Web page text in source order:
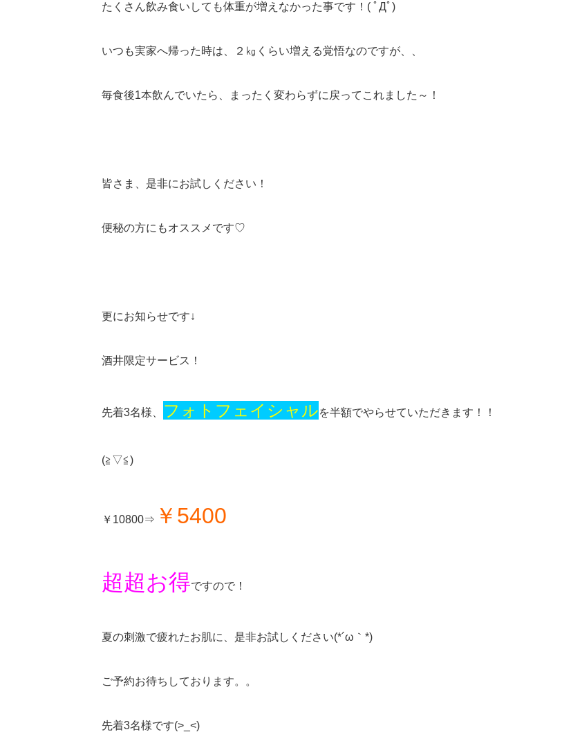
たくさん飲み食いしても体重が増えなかった事です！( ﾟДﾟ)
いつも実家へ帰った時は、２㎏くらい増える覚悟なのですが、、
毎食後1本飲んでいたら、まったく変わらずに戻ってこれました～！
皆さま、是非にお試しください！
便秘の方にもオススメです♡
更にお知らせです↓
酒井限定サービス！
先着3名様、 フォトフェイシャルを半額でやらせていただきます！！
(≧▽≦)
￥10800⇒ ￥5400
超超お得ですので！
夏の刺激で疲れたお肌に、是非お試しください(*´ω｀*)
ご予約お待ちしております。。
先着3名様です(>_<)